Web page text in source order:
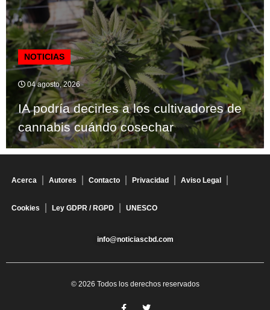
NOTICIAS
04 agosto, 2026
IA podría decirles a los cultivadores de
cannabis cuándo cosechar
Acerca Autores Contacto Privacidad Aviso Legal
Cookies Ley GDPR / RGPD UNESCO
info@noticiascbd.com
© 2026 Todos los derechos reservados